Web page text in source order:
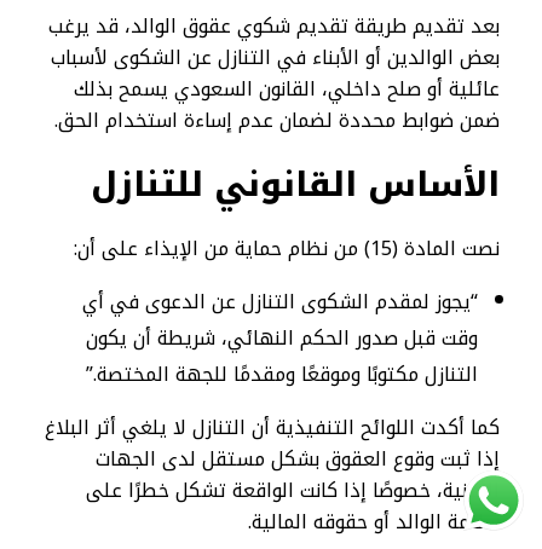
بعد تقديم طريقة تقديم شكوي عقوق الوالد، قد يرغب
بعض الوالدين أو الأبناء في التنازل عن الشكوى لأسباب
عائلية أو صلح داخلي، القانون السعودي يسمح بذلك
ضمن ضوابط محددة لضمان عدم إساءة استخدام الحق.
الأساس القانوني للتنازل
نصت المادة (15) من نظام حماية من الإيذاء على أن:
“يجوز لمقدم الشكوى التنازل عن الدعوى في أي
وقت قبل صدور الحكم النهائي، شريطة أن يكون
التنازل مكتوبًا وموقعًا ومقدمًا للجهة المختصة.”
كما أكدت اللوائح التنفيذية أن التنازل لا يلغي أثر البلاغ
إذا ثبت وقوع العقوق بشكل مستقل لدى الجهات
الأمنية، خصوصًا إذا كانت الواقعة تشكل خطرًا على
سلامة الوالد أو حقوقه المالية.